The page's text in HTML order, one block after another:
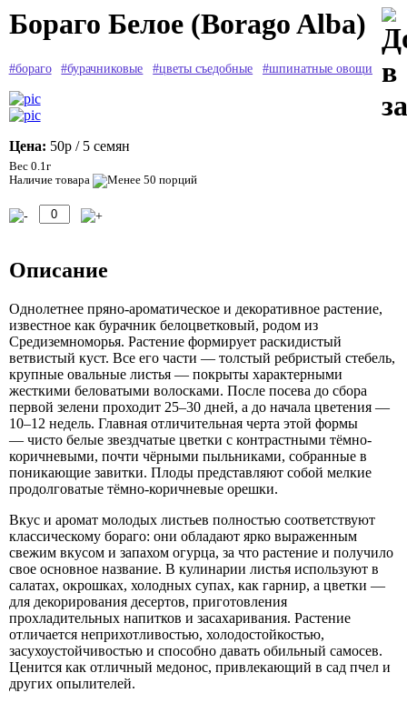
Бораго Белое (Borago Alba)
#бораго #бурачниковые #цветы съедобные #шпинатные овощи
Цена: 50р / 5 семян
Вес 0.1г
Наличие товара
Описание
Однолетнее пряно-ароматическое и декоративное растение,
известное как бурачник белоцветковый, родом из
Средиземноморья. Растение формирует раскидистый
ветвистый куст. Все его части — толстый ребристый стебель,
крупные овальные листья — покрыты характерными
жесткими беловатыми волосками. После посева до сбора
первой зелени проходит 25–30 дней, а до начала цветения —
10–12 недель. Главная отличительная черта этой формы
— чисто белые звездчатые цветки с контрастными тёмно-
коричневыми, почти чёрными пыльниками, собранные в
поникающие завитки. Плоды представляют собой мелкие
продолговатые тёмно-коричневые орешки.
Вкус и аромат молодых листьев полностью соответствуют
классическому бораго: они обладают ярко выраженным
свежим вкусом и запахом огурца, за что растение и получило
свое основное название. В кулинарии листья используют в
салатах, окрошках, холодных супах, как гарнир, а цветки —
для декорирования десертов, приготовления
прохладительных напитков и засахаривания. Растение
отличается неприхотливостью, холодостойкостью,
засухоустойчивостью и способно давать обильный самосев.
Ценится как отличный медонос, привлекающий в сад пчел и
других опылителей.